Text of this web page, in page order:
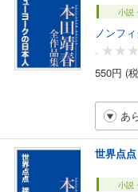
小説
ノンフ
-
550円 (
あ
世界点
小説